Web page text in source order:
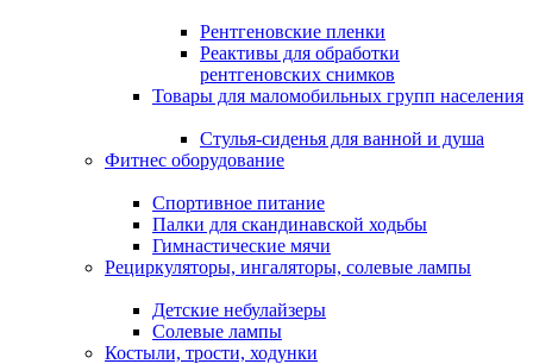
Рентгеновские пленки
Реактивы для обработки
рентгеновских снимков
Товары для маломобильных групп населения
Стулья-сиденья для ванной и душа
Фитнес оборудование
Спортивное питание
Палки для скандинавской ходьбы
Гимнастические мячи
Рециркуляторы, ингаляторы, солевые лампы
Детские небулайзеры
Солевые лампы
Костыли, трости, ходунки